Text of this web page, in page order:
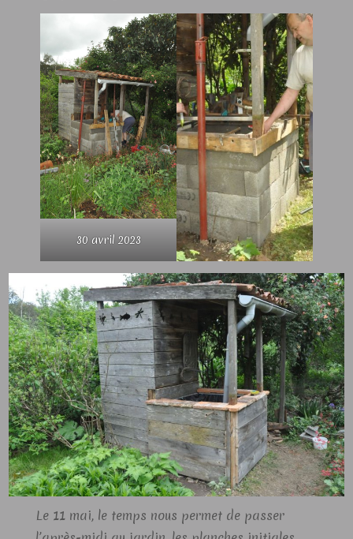
30 avril 2023
Le 11 mai, le temps nous permet de passer